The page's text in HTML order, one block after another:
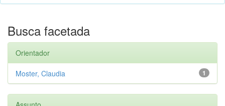
Busca facetada
Orientador
1
Moster, Claudia